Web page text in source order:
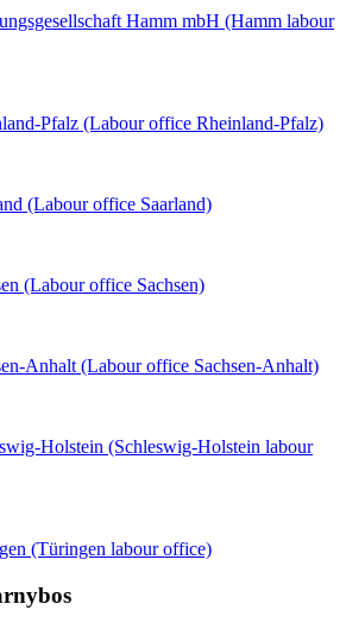
Hamm mbH (Hamm labour
Pfalz (Labour office Rheinland-Pfalz)
(Labour office Saarland)
(Labour office Sachsen)
Anhalt (Labour office Sachsen-Anhalt)
Holstein (Schleswig-Holstein labour
(Türingen labour office)